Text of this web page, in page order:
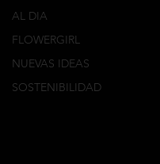
AL DIA
FLOWERGIRL
NUEVAS IDEAS
SOSTENIBILIDAD